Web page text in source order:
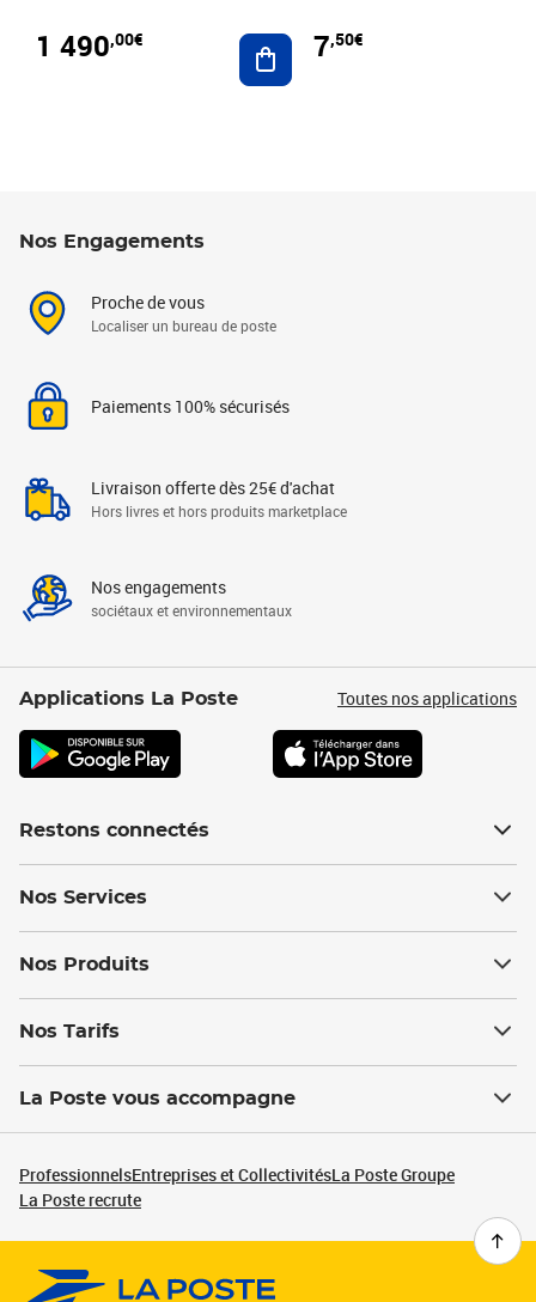
1 490,00€ Ajouter au panier
7,50€
Nos Engagements
Proche de vous
Localiser un bureau de poste
Paiements 100% sécurisés
Livraison offerte dès 25€ d'achat
Hors livres et hors produits marketplace
Nos engagements
sociétaux et environnementaux
Applications La Poste Toutes nos applications
Restons connectés
Nos Services
Nos Produits
Nos Tarifs
La Poste vous accompagne
ProfessionnelsEntreprises et CollectivitésLa Poste Groupe
La Poste recrute